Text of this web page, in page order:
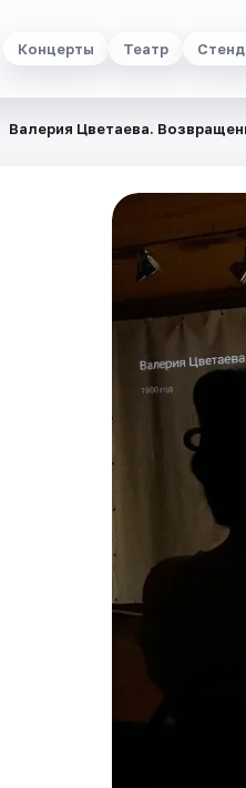
Концерты Театр
Валерия Цветаева.